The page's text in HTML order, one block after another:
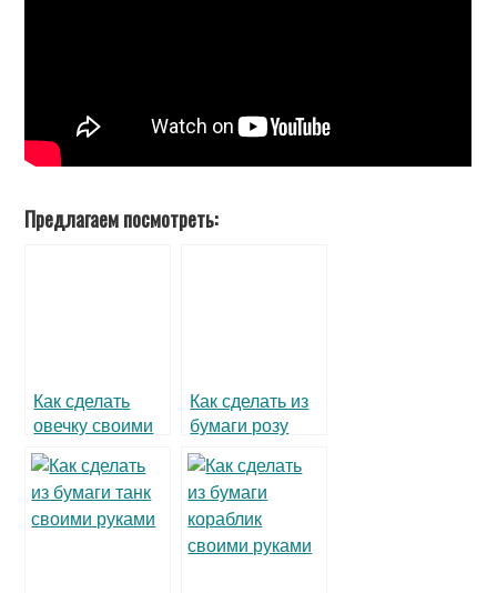
Предлагаем посмотреть:
Как сделать
овечку своими
руками
Как сделать из
бумаги розу